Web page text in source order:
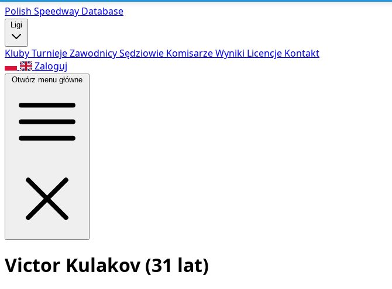
Polish Speedway Database
Ligi
KlubyTurniejeZawodnicySędziowie KomisarzeWyniki Licencje Kontakt
Zaloguj
Otwórz menu główne
Victor Kulakov (31 lat)